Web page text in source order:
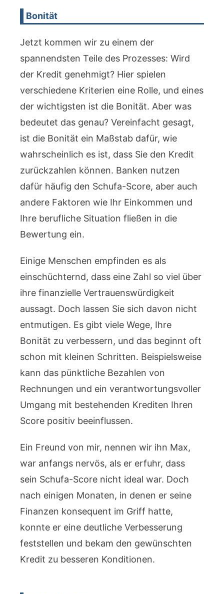
Bonität
Jetzt kommen wir zu einem der
spannendsten Teile des Prozesses: Wird
der Kredit genehmigt? Hier spielen
verschiedene Kriterien eine Rolle, und eines
der wichtigsten ist die Bonität. Aber was
bedeutet das genau? Vereinfacht gesagt,
ist die Bonität ein Maßstab dafür, wie
wahrscheinlich es ist, dass Sie den Kredit
zurückzahlen können. Banken nutzen
dafür häufig den Schufa-Score, aber auch
andere Faktoren wie Ihr Einkommen und
Ihre berufliche Situation fließen in die
Bewertung ein.
Einige Menschen empfinden es als
einschüchternd, dass eine Zahl so viel über
ihre finanzielle Vertrauenswürdigkeit
aussagt. Doch lassen Sie sich davon nicht
entmutigen. Es gibt viele Wege, Ihre
Bonität zu verbessern, und das beginnt oft
schon mit kleinen Schritten. Beispielsweise
kann das pünktliche Bezahlen von
Rechnungen und ein verantwortungsvoller
Umgang mit bestehenden Krediten Ihren
Score positiv beeinflussen.
Ein Freund von mir, nennen wir ihn Max,
war anfangs nervös, als er erfuhr, dass
sein Schufa-Score nicht ideal war. Doch
nach einigen Monaten, in denen er seine
Finanzen konsequent im Griff hatte,
konnte er eine deutliche Verbesserung
feststellen und bekam den gewünschten
Kredit zu besseren Konditionen.